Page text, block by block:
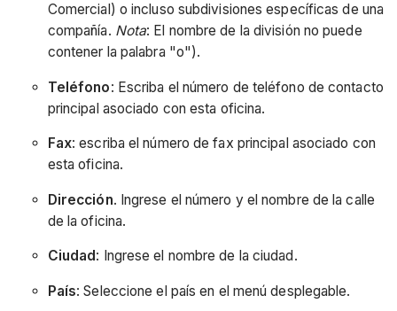
Comercial) o incluso subdivisiones específicas de una
compañía. Nota: El nombre de la división no puede
contener la palabra "o").
Teléfono: Escriba el número de teléfono de contacto
principal asociado con esta oficina.
Fax: escriba el número de fax principal asociado con
esta oficina.
Dirección. Ingrese el número y el nombre de la calle
de la oficina.
Ciudad: Ingrese el nombre de la ciudad.
País: Seleccione el país en el menú desplegable.